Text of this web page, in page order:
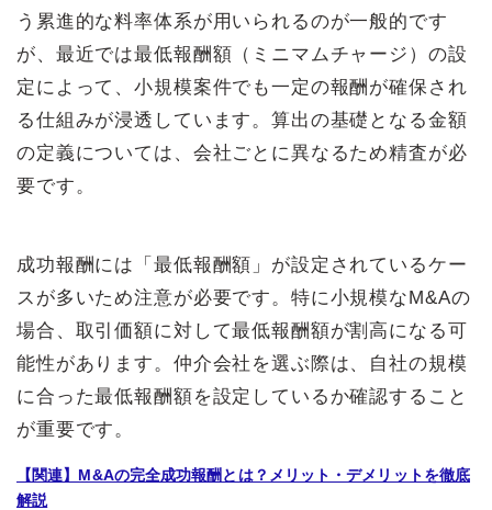
う累進的な料率体系が用いられるのが一般的です
が、最近では最低報酬額（ミニマムチャージ）の設
定によって、小規模案件でも一定の報酬が確保され
る仕組みが浸透しています。算出の基礎となる金額
の定義については、会社ごとに異なるため精査が必
要です。
成功報酬には「最低報酬額」が設定されているケー
スが多いため注意が必要です。特に小規模なM&Aの
場合、取引価額に対して最低報酬額が割高になる可
能性があります。仲介会社を選ぶ際は、自社の規模
に合った最低報酬額を設定しているか確認すること
が重要です。
【関連】M&Aの完全成功報酬とは？メリット・デメリットを徹底
解説